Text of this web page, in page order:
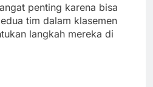
penting karena bisa
tim dalam klasemen
langkah mereka di